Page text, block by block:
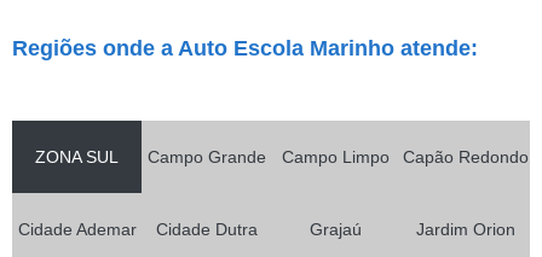
Regiões onde a Auto Escola Marinho atende:
ZONA SUL Campo Grande Campo Limpo Capão Redondo
Cidade Ademar Cidade Dutra Grajaú Jardim Orion